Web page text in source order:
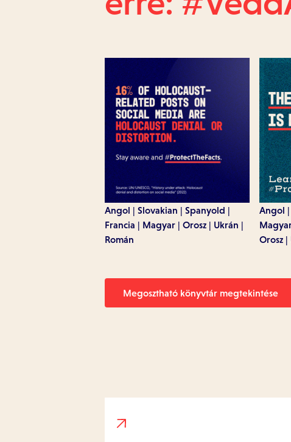
Angol Slovakian
Spanyold
Francia
Magyar Orosz
Ukrán
Román
Angol
Orosz
Megosztható könyvtár megtekintése